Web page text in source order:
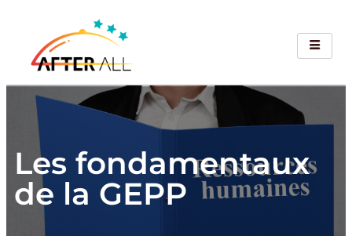
Les fondamentaux
de la GEPP